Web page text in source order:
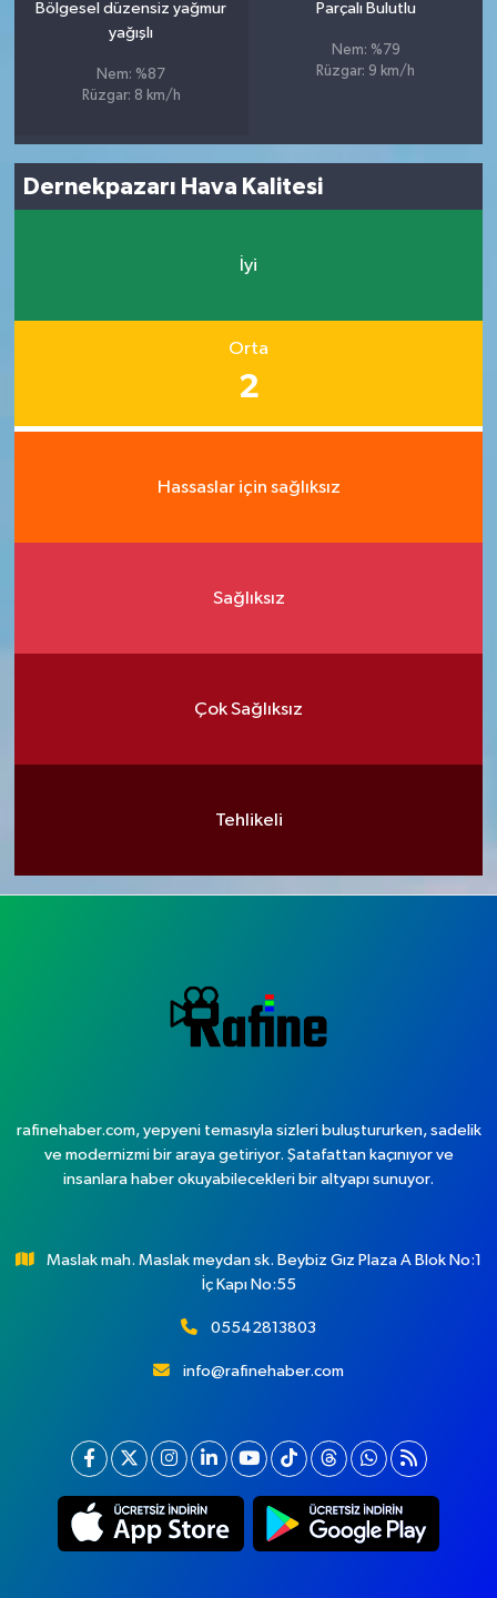
Bölgesel düzensiz yağmur
yağışlı
Nem: %87
Rüzgar: 8 km/h
Parçalı Bulutlu
Nem: %79
Rüzgar: 9 km/h
Dernekpazarı Hava Kalitesi
İyi
Orta
2
Hassaslar için sağlıksız
Sağlıksız
Çok Sağlıksız
Tehlikeli
rafinehaber.com, yepyeni temasıyla sizleri buluştururken, sadelik
ve modernizmi bir araya getiriyor. Şatafattan kaçınıyor ve
insanlara haber okuyabilecekleri bir altyapı sunuyor.
Maslak mah. Maslak meydan sk. Beybiz Gız Plaza A Blok No:1
İç Kapı No:55
05542813803
info@rafinehaber.com